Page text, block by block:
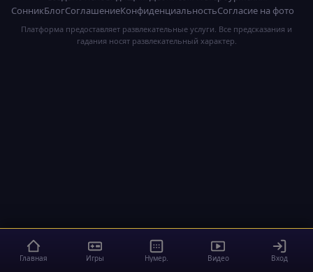
СонникБлогСоглашениеКонфиденциальностьСогласие на фото
Платформа предоставляет развлекательные услуги. Все предсказания и
гадания носят развлекательный характер.
Главная Игры Нумер. Видео Вход